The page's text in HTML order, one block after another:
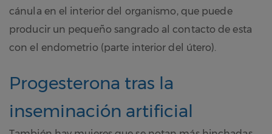
cánula en el interior del organismo, que puede
producir un pequeño sangrado al contacto de esta
con el endometrio (parte interior del útero).
Progesterona tras la
inseminación artificial